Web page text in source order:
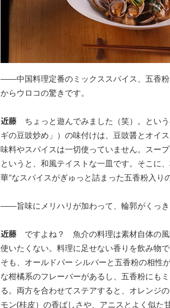
――中国料理定番のミックススパイス、五香
からウロコの驚きです。
近藤 ちょっと遊んでみました（笑）。とい
ギの豆豉炒め」）の味付けは、豆豉醤とオイ
味料やスパイスは一切使っていません。スー
というと、和風テイストな一皿です。そこに
華”なスパイスがぎゅっと詰まった五香粉入り
――旨味にメリハリが加わって、輪郭がくっき
近藤 ですよね？ 魚介の料理は素材自体の風
使いたくない。料理に足せない香りを飲み物
そも、オールドパー シルバーと五香粉の相性
な柑橘系のフレーバーがあるし、五香粉にも
る。両方を合わせてステアすると、オレンジ
モン(桂皮）の香ばしさや、アニスとよく似た